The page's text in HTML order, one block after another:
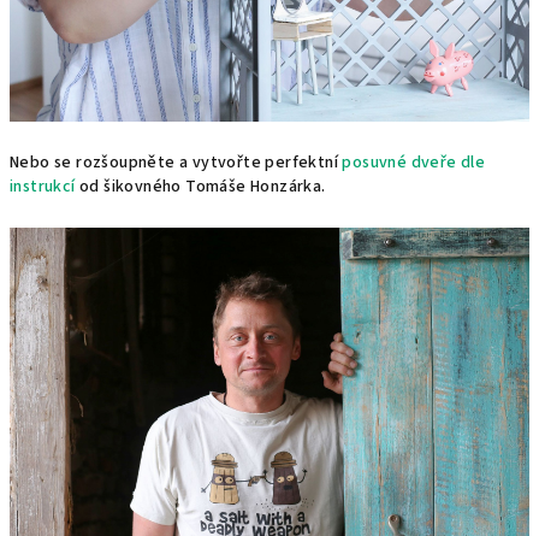
Nebo se rozšoupněte a vytvořte perfektníposuvné dveře dle
instrukcíod šikovného Tomáše Honzárka.